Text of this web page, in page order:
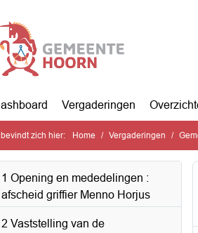
Vergaderingen
bevindt zich hier: Home Vergaderingen
1 Opening en mededelingen :
afscheid griffier Menno Horjus
2 Vaststelling van de